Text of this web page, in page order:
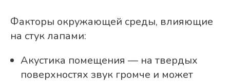
Факторы окружающей среды, влияющие
на стук лапами:
Акустика помещения — на твердых
поверхностях звук громче и может